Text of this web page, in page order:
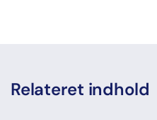
Relateret indhold